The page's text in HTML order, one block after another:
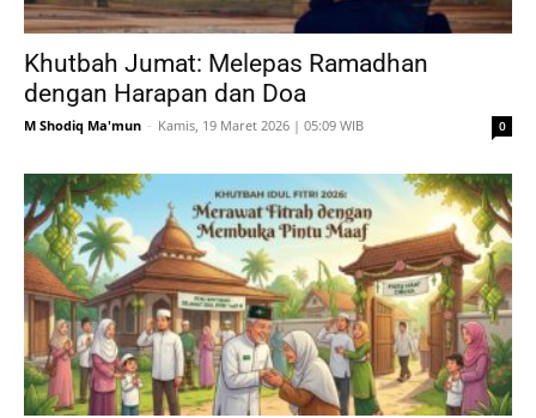
Khutbah Jumat: Melepas Ramadhan
dengan Harapan dan Doa
M Shodiq Ma'mun - Kamis, 19 Maret 2026 | 05:09 WIB 0